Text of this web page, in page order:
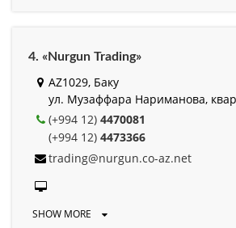
4. «Nurgun Trading»
AZ1029, Баку
ул. Музаффара Нариманова,
(+994 12) 4470081
(+994 12) 4473366
trading@nurgun.co-az.net
SHOW MORE